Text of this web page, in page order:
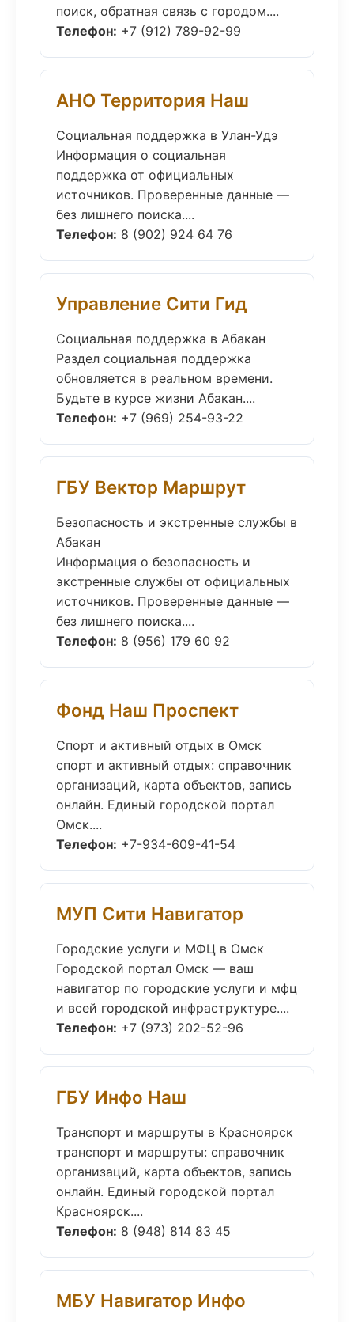
поиск, обратная связь с городом....
Телефон: +7 (912) 789-92-99
АНО Территория Наш
Социальная поддержка в Улан-Удэ
Информация о социальная
поддержка от официальных
источников. Проверенные данные —
без лишнего поиска....
Телефон: 8 (902) 924 64 76
Управление Сити Гид
Социальная поддержка в Абакан
Раздел социальная поддержка
обновляется в реальном времени.
Будьте в курсе жизни Абакан....
Телефон: +7 (969) 254-93-22
ГБУ Вектор Маршрут
Безопасность и экстренные службы в
Абакан
Информация о безопасность и
экстренные службы от официальных
источников. Проверенные данные —
без лишнего поиска....
Телефон: 8 (956) 179 60 92
Фонд Наш Проспект
Спорт и активный отдых в Омск
спорт и активный отдых: справочник
организаций, карта объектов, запись
онлайн. Единый городской портал
Омск....
Телефон: +7-934-609-41-54
МУП Сити Навигатор
Городские услуги и МФЦ в Омск
Городской портал Омск — ваш
навигатор по городские услуги и мфц
и всей городской инфраструктуре....
Телефон: +7 (973) 202-52-96
ГБУ Инфо Наш
Транспорт и маршруты в Красноярск
транспорт и маршруты: справочник
организаций, карта объектов, запись
онлайн. Единый городской портал
Красноярск....
Телефон: 8 (948) 814 83 45
МБУ Навигатор Инфо